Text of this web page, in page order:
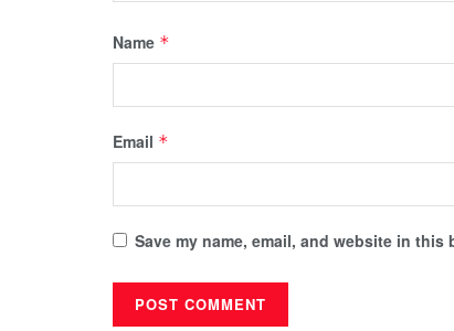
Name *
Email *
Save my name, email, and website in